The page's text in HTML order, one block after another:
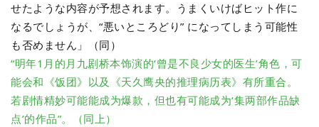
せたような内容が予想されます。うまくいけばヒット作に
なるでしょうが、“悪いところどり” になってしまう可能性
も否めません」（同）
“明年1月的月九剧桥本饰演的‘曾是不良少女的医生’角色，可
能会和《饭团》以及《天久鹰央的推理病历表》有所重合。
若剧情精妙可能能成为爆款，但也有可能成为‘集两部作品缺
点’的作品”。（同上）